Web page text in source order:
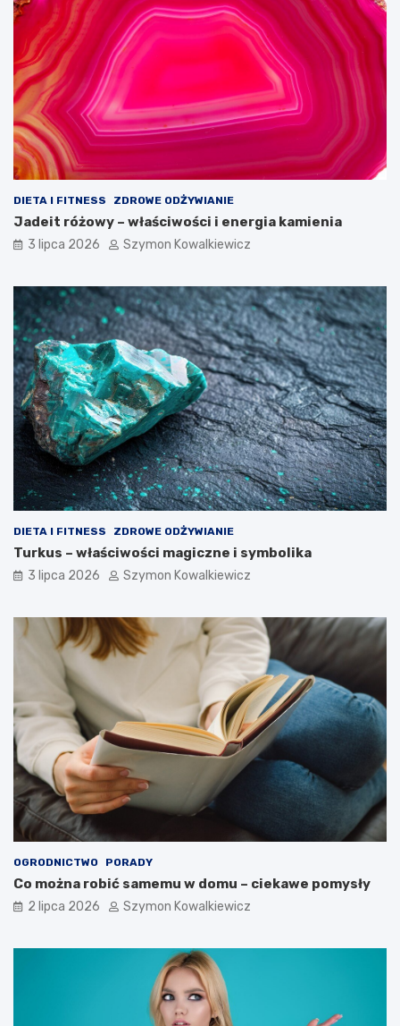
DIETA I FITNESS ZDROWE ODŻYWIANIE
Jadeit różowy – właściwości i energia kamienia
3 lipca 2026 Szymon Kowalkiewicz
DIETA I FITNESS ZDROWE ODŻYWIANIE
Turkus – właściwości magiczne i symbolika
3 lipca 2026 Szymon Kowalkiewicz
OGRODNICTWO PORADY
Co można robić samemu w domu – ciekawe pomysły
2 lipca 2026 Szymon Kowalkiewicz